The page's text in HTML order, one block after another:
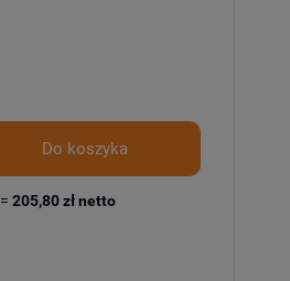
Do koszyka
=205,80 złnetto